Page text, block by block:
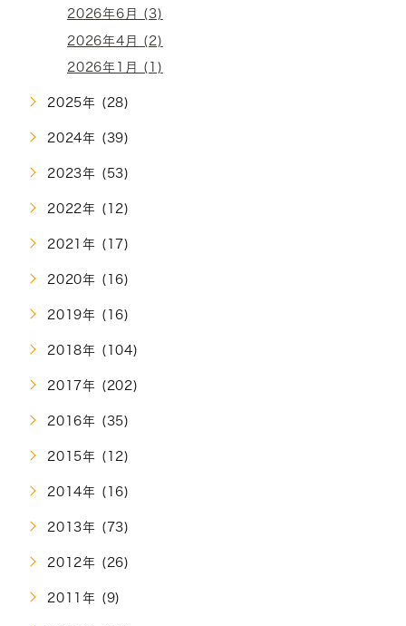
2026年6月 (3)
2026年4月 (2)
2026年1月 (1)
2025年 (28)
2024年 (39)
2023年 (53)
2022年 (12)
2021年 (17)
2020年 (16)
2019年 (16)
2018年 (104)
2017年 (202)
2016年 (35)
2015年 (12)
2014年 (16)
2013年 (73)
2012年 (26)
2011年 (9)